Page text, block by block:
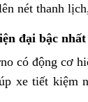
nét thanh
đại bậc nhất
có động cơ
xe tiết kiệm